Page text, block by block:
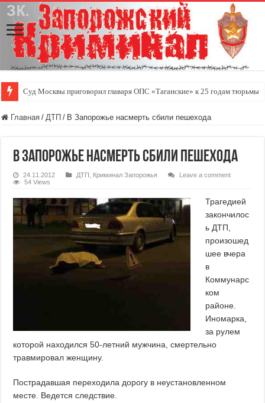
Суд Москвы приговорил главаря ОПС «Таганские» к 25 годам тюрьмы
Главная / ДТП / В Запорожье насмерть сбили пешехода
В Запорожье насмерть сбили пешехода
24.11.2012 ДТП Криминал Запорожья
Leave a comment
54 Views
Трагедией
закончилос
ь ДТП,
произошед
шее вчера
в
Коммунарс
ком
районе.
Иномарка,
за рулем
которой находился 50-летний мужчина, смертельно
травмировал женщину.
Пострадавшая переходила дорогу в неустановленном
месте. Ведется следствие.